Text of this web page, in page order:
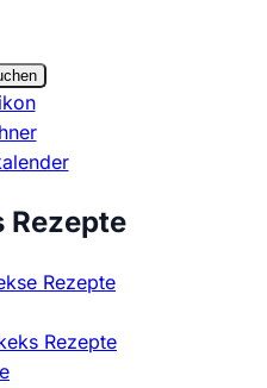
Rezepte
Rezepte
Rezepte